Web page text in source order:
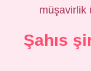
müşavirlik
Şahıs